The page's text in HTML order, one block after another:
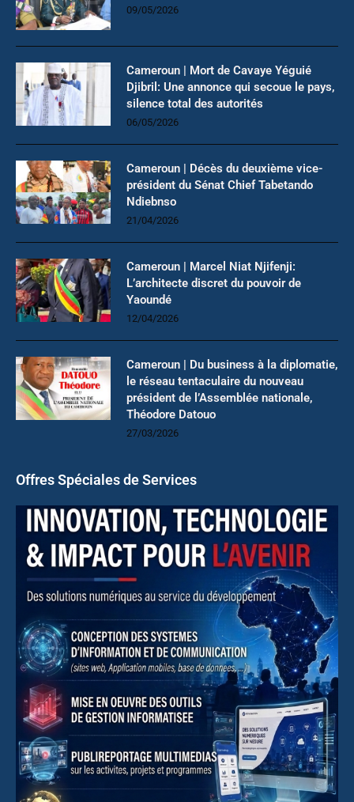
09/05/2026
Cameroun | Mort de Cavaye Yéguié
Djibril: Une annonce qui secoue le pays,
silence total des autorités
06/05/2026
Cameroun | Décès du deuxième vice-
président du Sénat Chief Tabetando
Ndiebnso
21/04/2026
Cameroun | Marcel Niat Njifenji:
L’architecte discret du pouvoir de
Yaoundé
12/04/2026
Cameroun | Du business à la diplomatie,
le réseau tentaculaire du nouveau
président de l’Assemblée nationale,
Théodore Datouo
27/03/2026
Offres Spéciales de Services